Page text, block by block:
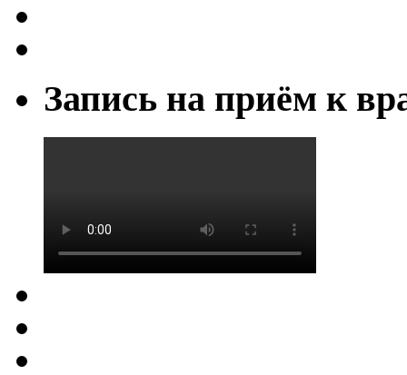
Запись на приём к